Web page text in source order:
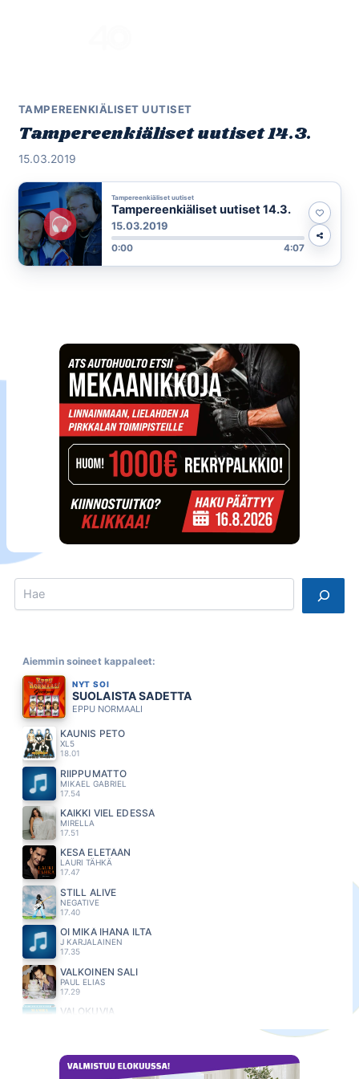
TAMPEREENKIÄLISET UUTISET
Tampereenkiäliset uutiset 14.3.
15.03.2019
Tampereenkiäliset uutiset
Tampereenkiäliset uutiset 14.3.
15.03.2019
0:00 4:07
Search
Aiemmin soineet kappaleet:
NYT SOI
SUOLAISTA SADETTA
EPPU NORMAALI
KAUNIS PETO
XL5
18.01
RIIPPUMATTO
MIKAEL GABRIEL
17.54
KAIKKI VIEL EDESSÄ
MIRELLA
17.51
KESÄ ELETÄÄN
LAURI TÄHKÄ
17.47
STILL ALIVE
NEGATIVE
17.40
OI MIKÄ IHANA ILTA
J KARJALAINEN
17.35
VALKOINEN SALI
PAUL ELIAS
17.29
VALOKUVIA
ROBIN PACKALEN
17.09